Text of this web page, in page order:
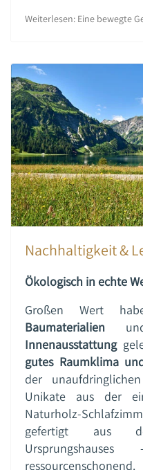
Weiterlesen: Eine bewegte
Nachhaltigkeit &
Ökologisch in echte
Großen Wert
Baumaterialien
Innenausstattung
gutes Raumklima
der
Unikate aus der
Naturholz-
gefertigt aus
Ursprungshauses
ressourcenschonend.